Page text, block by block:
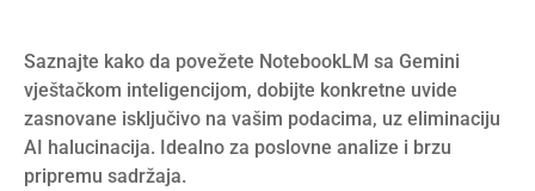
Saznajte kako da povežete NotebookLM sa Gemini
vještačkom inteligencijom, dobijte konkretne uvide
zasnovane isključivo na vašim podacima, uz eliminaciju
AI halucinacija. Idealno za poslovne analize i brzu
pripremu sadržaja.